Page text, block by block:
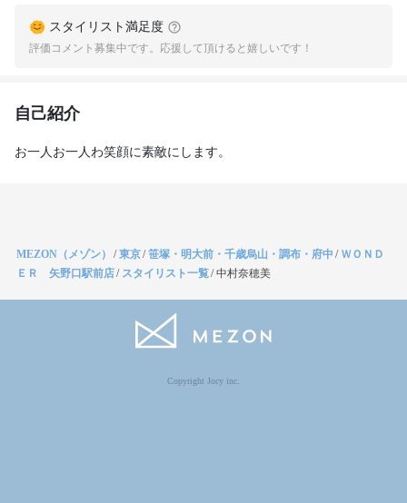
スタイリスト満足度
評価コメント募集中です。応援して頂けると嬉しいです！
自己紹介
お一人お一人わ笑顔に素敵にします。
MEZON（メゾン） /東京/笹塚・明大前・千歳烏山・調布・府中 / ＷＯＮＤ
ＥＲ 矢野口駅前店/ スタイリスト一覧/中村奈穂美
Copyright Jocy inc.